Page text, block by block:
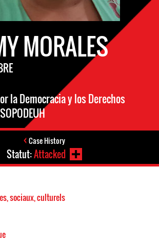
MORALES
la Democracia y los Derechos
Case History
Statut:Attacked
sociaux, culturels